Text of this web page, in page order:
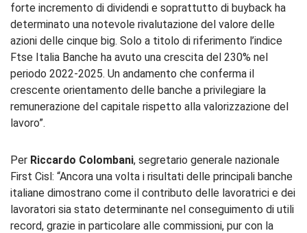
forte incremento di dividendi e soprattutto di buyback ha
determinato una notevole rivalutazione del valore delle
azioni delle cinque big. Solo a titolo di riferimento l’indice
Ftse Italia Banche ha avuto una crescita del 230% nel
periodo 2022-2025. Un andamento che conferma il
crescente orientamento delle banche a privilegiare la
remunerazione del capitale rispetto alla valorizzazione del
lavoro”.
Per Riccardo Colombani, segretario generale nazionale
First Cisl: “Ancora una volta i risultati delle principali banche
italiane dimostrano come il contributo delle lavoratrici e dei
lavoratori sia stato determinante nel conseguimento di utili
record, grazie in particolare alle commissioni, pur con la